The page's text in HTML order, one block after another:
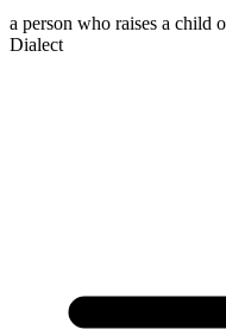
a person who raises a child
Dialect